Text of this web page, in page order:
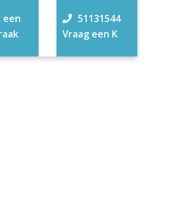
51131544
Vraag een K
een